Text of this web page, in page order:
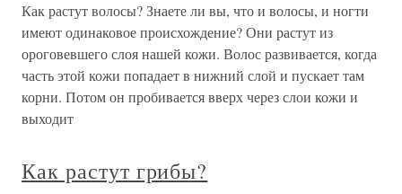
Как растут волосы? Знаете ли вы, что и волосы, и ногти
имеют одинаковое происхождение? Они растут из
ороговевшего слоя нашей кожи. Волос развивается, когда
часть этой кожи попадает в нижний слой и пускает там
корни. Потом он пробивается вверх через слои кожи и
выходит
Как растут грибы?